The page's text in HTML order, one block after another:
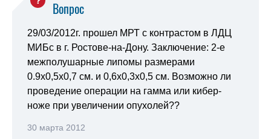
Вопрос
29/03/2012г. прошел МРТ с контрастом в ЛДЦ
МИБс в г. Ростове-на-Дону. Заключение: 2-е
межполушарные липомы размерами
0.9x0,5x0,7 см. и 0,6x0,3x0,5 см. Возможно ли
проведение операции на гамма или кибер-
ноже при увеличении опухолей??
30 марта 2012